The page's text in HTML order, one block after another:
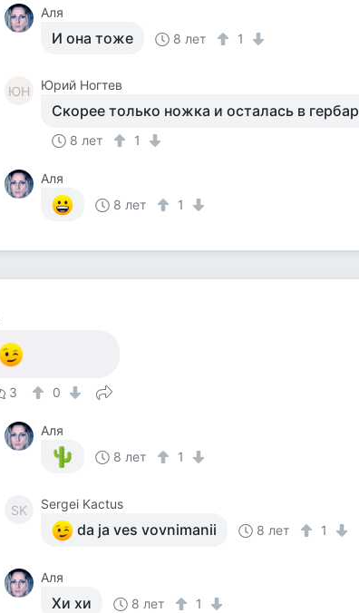
Аля
И она тоже 8 лет 1
ЮН Юрий Ногтев
Скорее только ножка и осталась в
8 лет 1
Аля
8 лет
1
3 0
Аля
8 лет
1
SK Sergei Kactus
da ja ves vovnimanii 8 лет 1
Аля
Хи хи 8 лет 1